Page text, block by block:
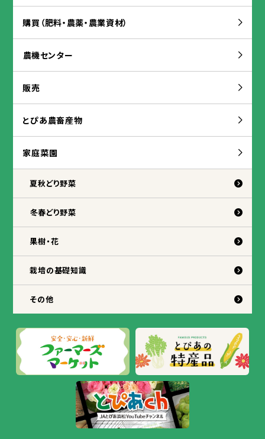
購買 （肥料・ 農薬・ 農業資材）
農機センター
販売
とぴあ農畜産物
家庭菜園
夏秋どり野菜
冬春どり野菜
果樹・花
栽培の基礎知識
その他